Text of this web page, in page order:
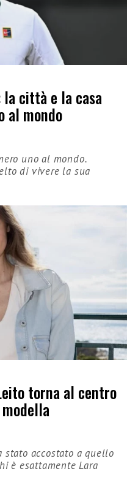
la città e la casa
al mondo
uno al mondo.
di vivere la sua
torna al centro
stato accostato a quello
è esattamente Lara